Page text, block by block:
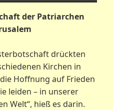
der Patriarchen
drückten
Kirchen in
Hoffnung auf Frieden
leiden – in unserer
Welt“, hieß es darin.